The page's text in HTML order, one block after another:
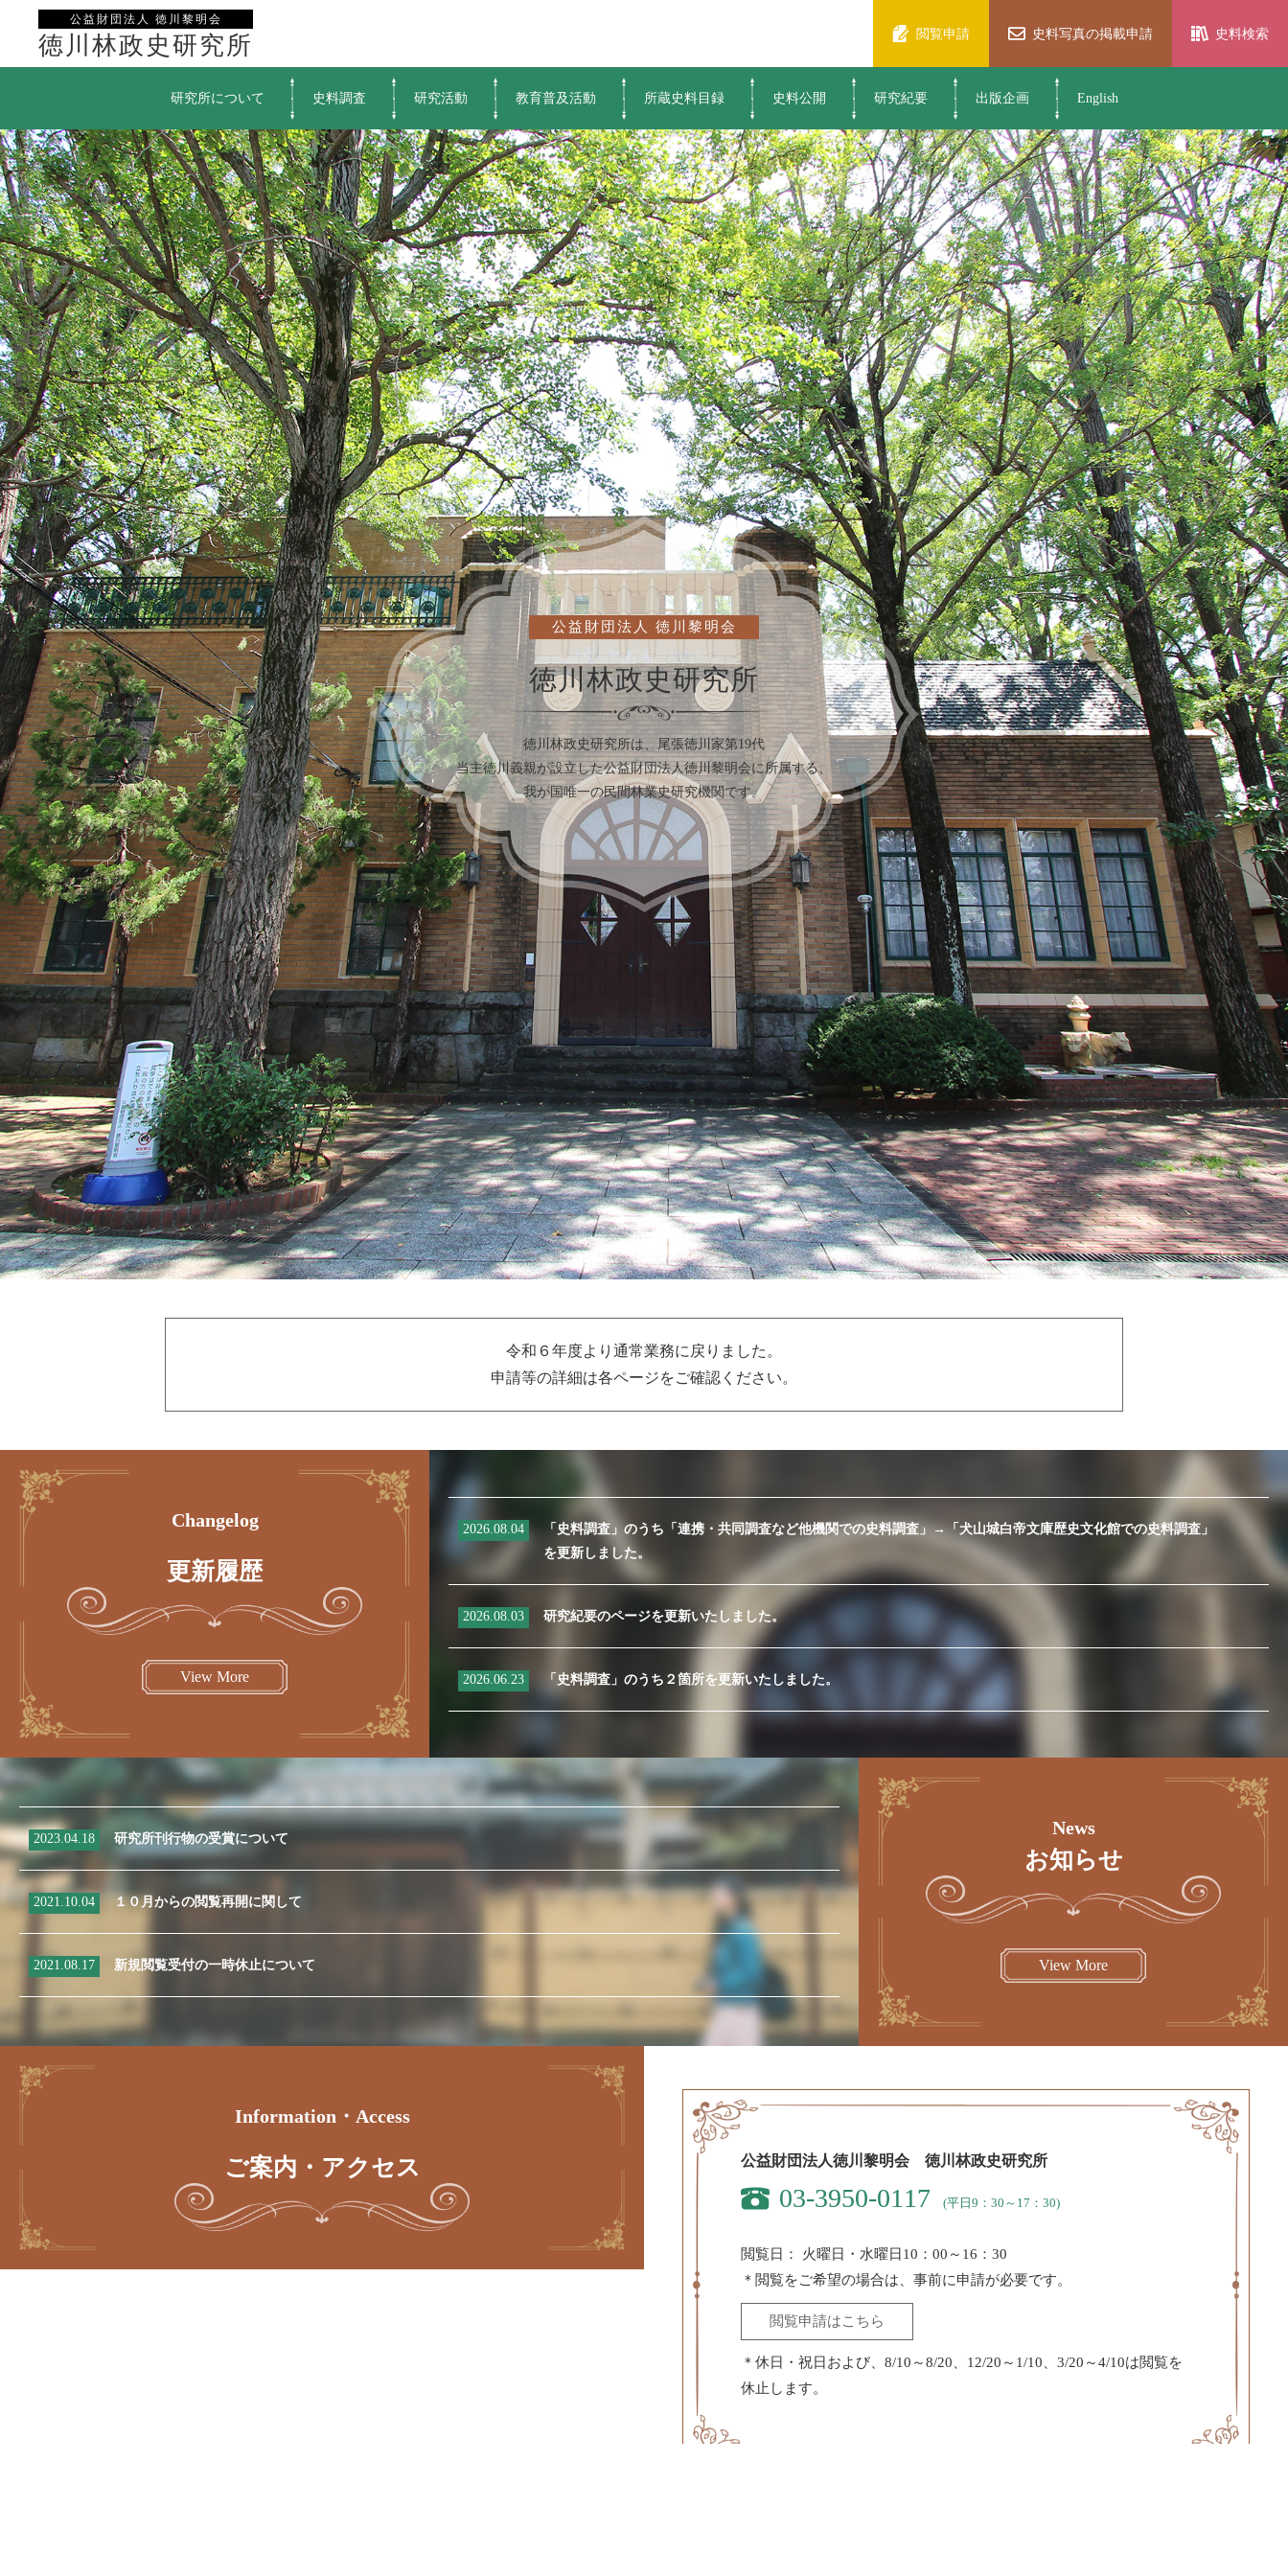
公益財団法人 徳川黎明会
徳川林政史研究所 閲覧申請 史料写真の掲載申請 史料検索
研究所について 史料調査 研究活動 教育普及活動 所蔵史料目録 史料公開 研究紀要 出版企画 English
公益財団法人 徳川黎明会
徳川林政史研究所
徳川林政史研究所は、尾張徳川家第19代
当主徳川義親が設立した公益財団法人徳川黎明会に所属する、
我が国唯一の民間林業史研究機関です。
令和６年度より通常業務に戻りました。
申請等の詳細は各ページをご確認ください。
2026.08.04
「史料調査」のうち「連携・共同調査など他機関での史料調査」→「犬山城白帝文庫歴史文化館での史料調査」
を更新しました。
2026.08.03 研究紀要のページを更新いたしました。
2026.06.23 「史料調査」のうち２箇所を更新いたしました。
Changelog
更新履歴
View More
2023.04.18 研究所刊行物の受賞について
2021.10.04 １０月からの閲覧再開に関して
2021.08.17 新規閲覧受付の一時休止について
News
お知らせ
View More
Information・access
ご案内・アクセス 公益財団法人徳川黎明会 徳川林政史研究所
03-3950-0117 (平日9：30～17：30)
閲覧日：
火曜日・水曜日10：00～16：30
＊閲覧をご希望の場合は、事前に申請が必要です。
閲覧申請はこちら
＊休日・祝日および、8/10～8/20、12/20～1/10、3/20～4/10は閲覧を
休止します。